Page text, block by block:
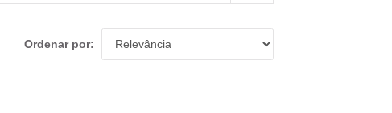
Ordenar por